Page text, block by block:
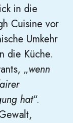
in die
Cuisine vor
Umkehr
die Küche.
„wenn
hat“.